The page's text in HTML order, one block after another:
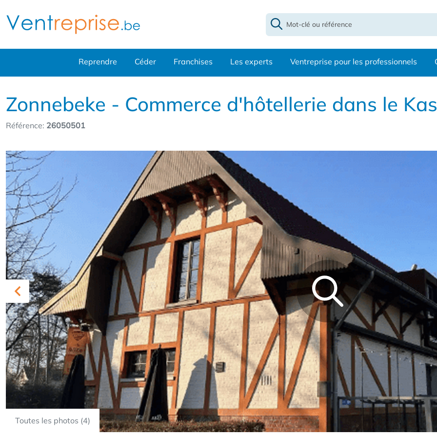
Reprendre Céder Franchises Les experts Ventreprise pour les professionnels
Zonnebeke - Commerce d'hôtellerie dans le
Référence: 26050501
Toutes les photos (4)
Previous